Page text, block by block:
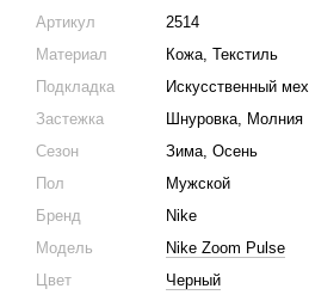
Артикул
2514
Материал
Кожа, Текстиль
Подкладка
Искусственный мех
Застежка
Шнуровка, Молния
Сезон
Зима, Осень
Пол
Мужской
Бренд
Nike
Модель
Nike Zoom Pulse
Цвет
Черный